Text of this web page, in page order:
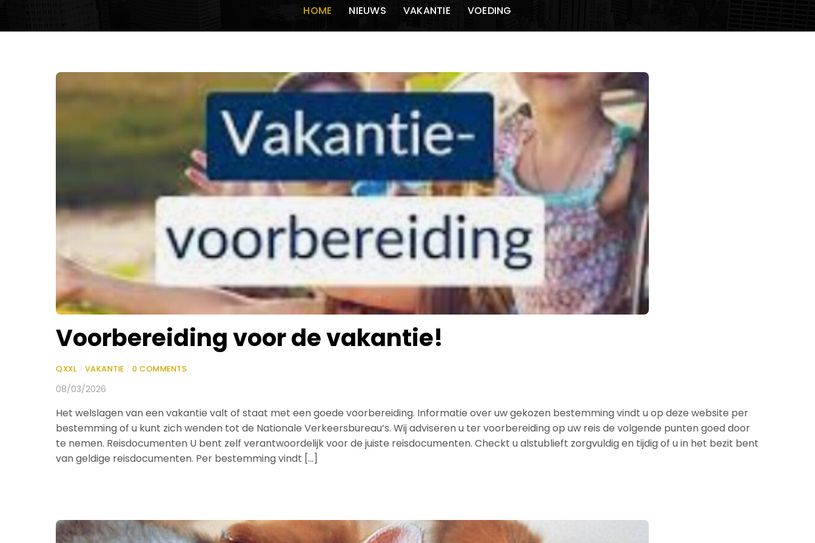
HOME NIEUWS VAKANTIE VOEDING
Voorbereiding voor de vakantie!
QXXL VAKANTIE 0 COMMENTS
08/03/2026
Het welslagen van een vakantie valt of staat met een goede voorbereiding. Informatie over uw gekozen bestemming vindt u op deze website per
bestemming of u kunt zich wenden tot de Nationale Verkeersbureau’s. Wij adviseren u ter voorbereiding op uw reis de volgende punten goed door
te nemen. Reisdocumenten U bent zelf verantwoordelijk voor de juiste reisdocumenten. Checkt u alstublieft zorgvuldig en tijdig of u in het bezit bent
van geldige reisdocumenten. Per bestemming vindt […]